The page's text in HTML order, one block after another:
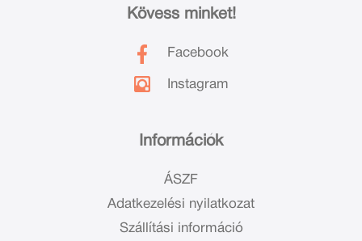
Információk
ÁSZF
Adatkezelési nyilatkozat
Szállítási információ
Kövess minket!
Facebook
Instagram